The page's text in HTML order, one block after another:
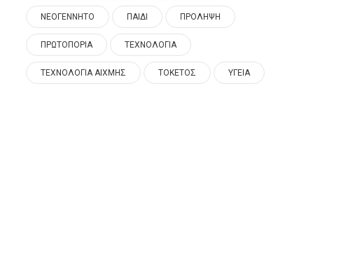
ΝΕΟΓΕΝΝΗΤΟ ΠΑΙΔΙ ΠΡΟΛΗΨΗ
ΠΡΩΤΟΠΟΡΙΑ ΤΕΧΝΟΛΟΓΙΑ
ΤΕΧΝΟΛΟΓΙΑ ΑΙΧΜΗΣ ΤΟΚΕΤΟΣ ΥΓΕΙΑ